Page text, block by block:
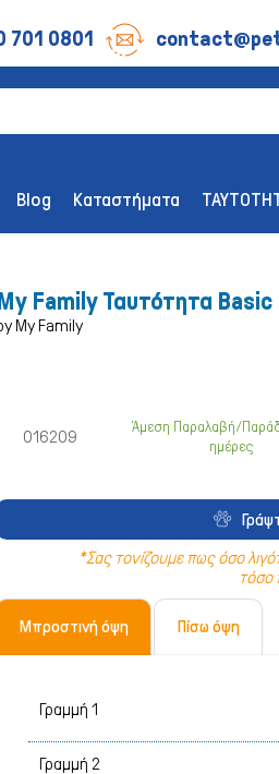
701 0801
Φυσικές Λιχουδιές
Μπισκότα Σκύλου
Blog Καταστήματα
Family Ταυτότητα Basic
My Family
016209
Άμεση Παραλαβή/
ημέρες
*Σας τονίζουμε πως όσο
τόσο
Μπροστινή όψη Πίσω όψη